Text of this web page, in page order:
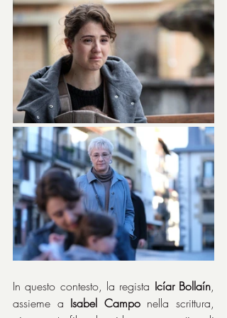
In questo contesto, la regista Icíar Bollaín,
assieme a Isabel Campo nella scrittura,